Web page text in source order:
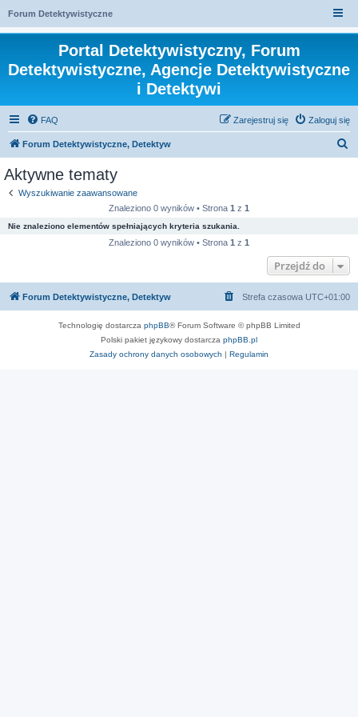
Forum Detektywistyczne
Portal Detektywistyczny, Forum
Detektywistyczne, Agencje Detektywistyczne
i Detektywi
FAQ Zaloguj się
Zarejestruj się
Forum Detektywistyczne, Detektyw
Aktywne tematy
Wyszukiwanie zaawansowane
Znaleziono 0 wyników • Strona 1 z 1
Nie znaleziono elementów spełniających kryteria szukania.
Znaleziono 0 wyników • Strona 1 z 1
Przejdź do
Forum Detektywistyczne, Detektyw Strefa czasowa UTC+01:00
Technologię dostarcza phpBB® Forum Software © phpBB Limited
Polski pakiet językowy dostarcza phpBB.pl
Zasady ochrony danych osobowych | Regulamin